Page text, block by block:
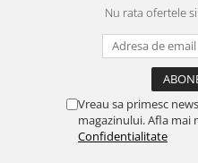
Nu rata ofertele
Vreau sa primesc
magazinului. Afla mai
Confidentialitate